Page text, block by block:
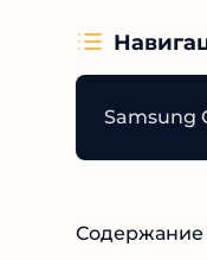
Samsung
Содержание